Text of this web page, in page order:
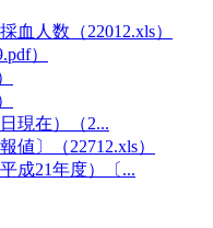
血人数（22012.xls）
）
現在）（2...
値〕（22712.xls）
成21年度）〔...